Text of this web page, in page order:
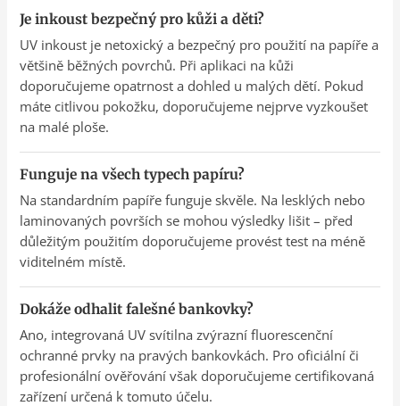
Je inkoust bezpečný pro kůži a děti?
UV inkoust je netoxický a bezpečný pro použití na papíře a
většině běžných povrchů. Při aplikaci na kůži
doporučujeme opatrnost a dohled u malých dětí. Pokud
máte citlivou pokožku, doporučujeme nejprve vyzkoušet
na malé ploše.
Funguje na všech typech papíru?
Na standardním papíře funguje skvěle. Na lesklých nebo
laminovaných površích se mohou výsledky lišit – před
důležitým použitím doporučujeme provést test na méně
viditelném místě.
Dokáže odhalit falešné bankovky?
Ano, integrovaná UV svítilna zvýrazní fluorescenční
ochranné prvky na pravých bankovkách. Pro oficiální či
profesionální ověřování však doporučujeme certifikovaná
zařízení určená k tomuto účelu.